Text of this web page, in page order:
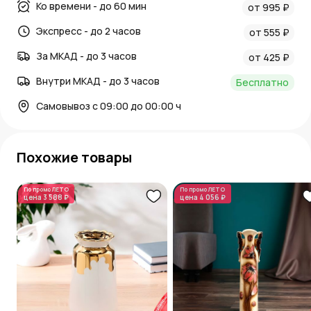
Ко времени - до 60 мин
от 995 ₽
Экспресс - до 2 часов
от 555 ₽
За МКАД - до 3 часов
от 425 ₽
Внутри МКАД - до 3 часов
Бесплатно
Самовывоз с 09:00 до 00:00 ч
Похожие товары
По промоЛЕТО
цена 3 588 ₽
По промоЛЕТО
цена 4 056 ₽